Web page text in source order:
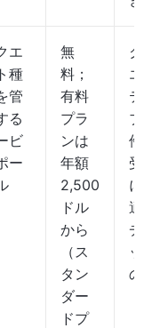
エ
種
管
る
ビ
ー
無
料；
有料
プラ
ンは
年額
2,500
ドル
から
（ス
タン
ダー
ドプ
ク
エ
テ
ブ
件
受
に
適
チ
ッ
の